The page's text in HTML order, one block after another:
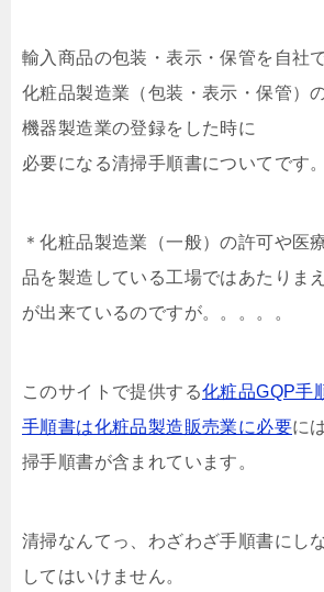
輸入商品の包装・表示・保管を自社
化粧品製造業（包装・表示・保管）
機器製造業の登録をした時に
必要になる清掃手順書についてです。
＊化粧品製造業（一般）の許可や医
品を製造している工場ではあたりま
が出来ているのですが。。。。。
このサイトで提供する化粧品GQP手
手順書は化粧品製造販売業に必要に
掃手順書が含まれています。
清掃なんてっ、わざわざ手順書にし
してはいけません。